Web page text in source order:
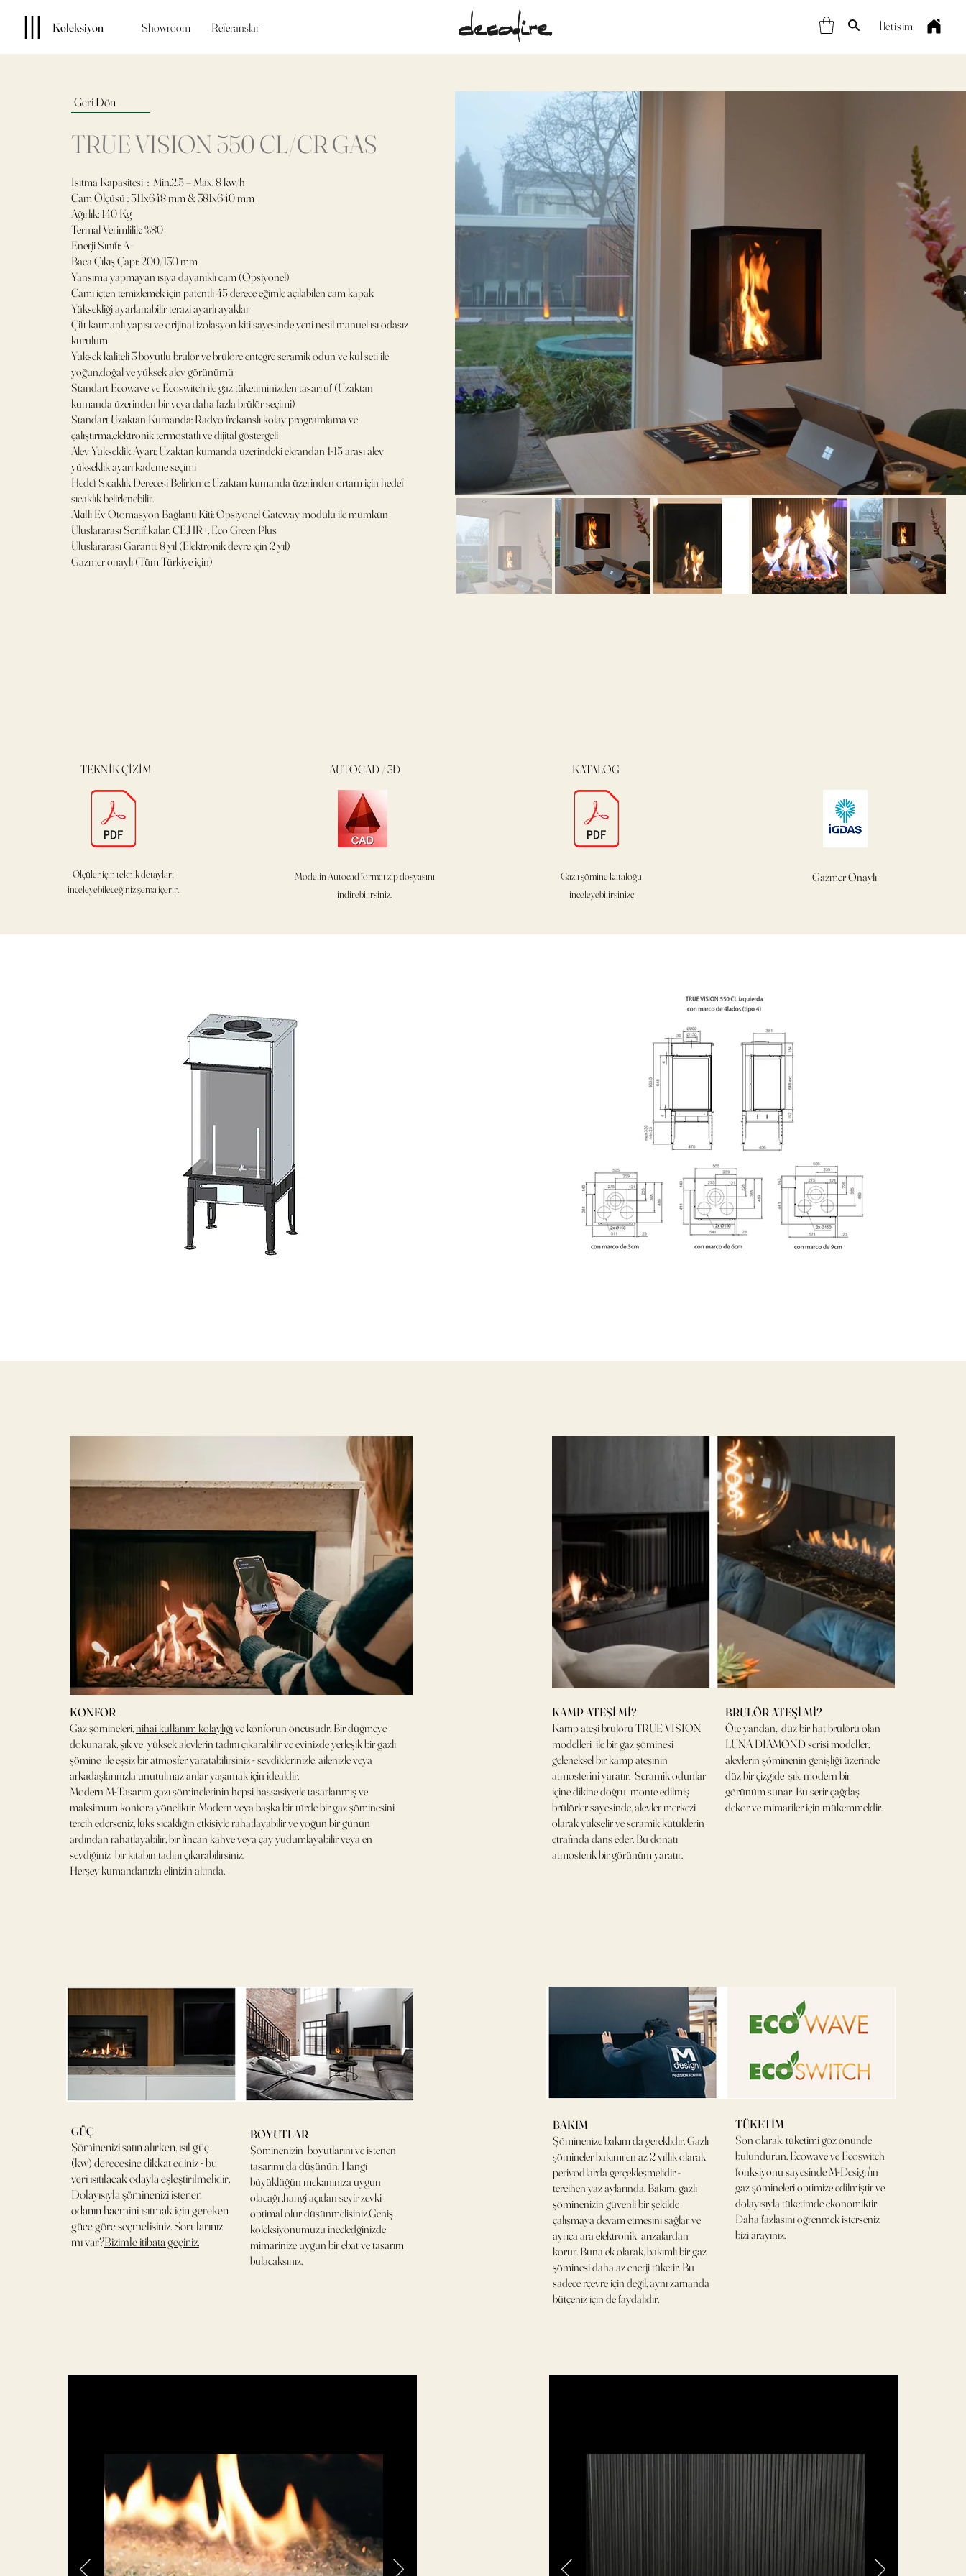
Koleksiyon Showroom Referanslar İletişim
Geri Dön
TRUE VISION 550 CL/CR GAS
Isıtma Kapasitesi : Min.2.5 – Max. 8 kw/h
Cam Ölçüsü : 511x648 mm & 381x640 mm
Ağırlık: 140 Kg
Termal Verimlilik: %80
Enerji Sınıfı: A+
Baca Çıkış Çapı: 200/130 mm
Yansıma yapmayan ısıya dayanıklı cam (Opsiyonel)
Camı içten temizlemek için patentli 45 derece eğimle açılabilen cam kapak
Yüksekliği ayarlanabilir terazi ayarlı ayaklar
Çift katmanlı yapısı ve orijinal izolasyon kiti sayesinde yeni nesil manuel ısı odasız
kurulum
Yüksek kaliteli 3 boyutlu brülör ve brülöre entegre seramik odun ve kül seti ile
yoğun,doğal ve yüksek alev görünümü
Standart Ecowave ve Ecoswitch ile gaz tüketiminizden tasarruf (Uzaktan
kumanda üzerinden bir veya daha fazla brülör seçimi)
Standart Uzaktan Kumanda: Radyo frekanslı kolay programlama ve
çalıştırma,elektronik termostatlı ve dijital göstergeli
Alev Yükseklik Ayarı: Uzaktan kumanda üzerindeki ekrandan 1-15 arası alev
yükseklik ayarı kademe seçimi
Hedef Sıcaklık Derecesi Belirleme: Uzaktan kumanda üzerinden ortam için hedef
sıcaklık belirlenebilir.
Akıllı Ev Otomasyon Bağlantı Kiti: Opsiyonel Gateway modülü ile mümkün
Uluslararası Sertifikalar: CE,HR+, Eco Green Plus
Uluslararası Garanti: 8 yıl (Elektronik devre için 2 yıl)
Gazmer onaylı (Tüm Türkiye için)
TEKNİK ÇİZİM
Ölçüler için teknik detayları
inceleyebileceğiniz şema içerir.
AUTOCAD / 3D
Modelin Autocad formatzip dosyasını
indirebilirsiniz.
KATALOG
Gazlı şömine kataloğu
inceleyebilirsinizç
Gazmer Onaylı
KONFOR
Gaz şömineleri,nihai kullanım kolaylığıve konforun öncüsüdr. Bir düğmeye
dokunarak, şık ve yüksek alevlerin tadını çıkarabilir ve evinizde yerleşik bir gazlı
şömine ile eşsiz bir atmosfer yaratabilirsiniz - sevdiklerinizle, ailenizle veya
arkadaşlarınızla unutulmaz anlar yaşamak için idealdir.
Modern M-Tasarım gazı şöminelerinin hepsi hassasiyetle tasarlanmış ve
maksimum konfora yöneliktir. Modern veya başka bir türde bir gaz şöminesini
tercih ederseniz, lüks sıcaklığın etkisiyle rahatlayabilir ve yoğun bir günün
ardından rahatlayabilir, bir fincan kahve veya çay yudumlayabilir veya en
sevdiğiniz bir kitabın tadını çıkarabilirsiniz.
Herşey kumandanızla elinizin altında.
KAMP ATEŞİ Mİ?
Kamp ateşi brülörü TRUE VISION
modelleri ile bir gaz şöminesi
geleneksel bir kamp ateşinin
atmosferini yaratır. Seramik odunlar
içine dikine doğru monte edilmiş
brülörler sayesinde, alevler merkezi
olarak yükselir ve seramik kütüklerin
etrafında dans eder. Bu donatı
atmosferik bir görünüm yaratır.
BRULÖR ATEŞİ Mİ?
Öte yandan, düz bir hat brülörü olan
LUNA DIAMOND serisi modeller,
alevlerin şöminenin genişliği üzerinde
düz bir çizgide şık, modern bir
görünüm sunar. Bu serir çağdaş
dekor ve mimariler için mükemmeldir.
GÜÇ
Şöminenizi satın alırken, ısıl güç
(kw) derecesine dikkat ediniz - bu
veri ısıtılacak odayla eşleştirilmelidir.
Dolayısıyla şöminenizi istenen
odanın hacmini ısıtmak için gereken
güce göre seçmelisiniz. Sorularınız
mı var?Bizimle itibata geçiniz.
BOYUTLAR
Şöminenizin boyutlarını ve istenen
tasarımı da düşünün. Hangi
büyüklüğün mekanınıza uygun
olacağı ,hangi açıdan seyir zevki
optimal olur düşünmelisiniz.Geniş
koleksiyonumuzu inceledğinizde
mimarinize uygun bir ebat ve tasarım
bulacaksınız.
BAKIM
Şöminenize bakım da gereklidir. Gazlı
şömineler bakımı en az 2 yıllık olarak
periyodlarda gerçekleşmelidir -
tercihen yaz aylarında. Bakım, gazlı
şöminenizin güvenli bir şekilde
çalışmaya devam etmesini sağlar ve
ayrıca ara elektronik arızalardan
korur. Buna ek olarak, bakımlı bir gaz
şöminesi daha az enerji tüketir. Bu
sadece rçevre için değil, aynı zamanda
bütçeniz için de faydalıdır.
TÜKETİM
Son olarak, tüketimi göz önünde
bulundurun. Ecowave ve Ecoswitch
fonksiyonu sayesinde M-Design'ın
gaz şömineleri optimize edilmiştir ve
dolayısıyla tüketimde ekonomiktir.
Daha fazlasını öğrenmek isterseniz
bizi arayınız.